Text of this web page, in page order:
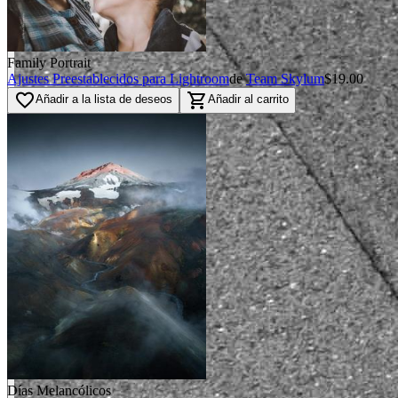
Family Portrait
Ajustes Preestablecidos para Lightroomde Team Skylum$19.00
favorite_borderAñadir a la lista de deseos shopping_cart Añadir al carrito
Días Melancólicos